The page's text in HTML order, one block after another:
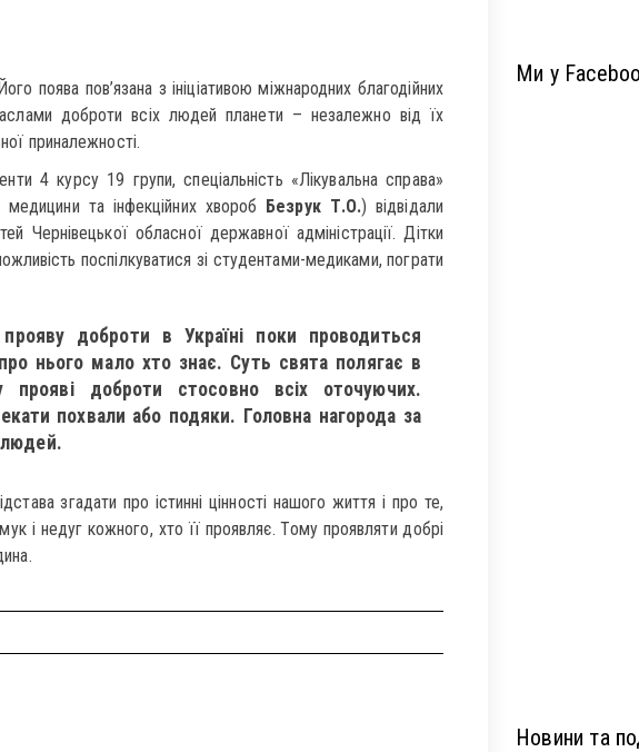
поява пов’язана з ініціативою міжнародних благодійних
гаслами доброти всіх людей планети – незалежно від їх
приналежності.
4 курсу 19 групи, спеціальність «Лікувальна справа»
та інфекційних хвороб Безрук Т.О.) відвідали
Чернівецької обласної державної адміністрації. Дітки
поспілкуватися зі студентами-медиками, пограти
доброти в Україні поки проводиться
нього мало хто знає. Суть свята полягає в
прояві доброти стосовно всіх оточуючих.
похвали або подяки. Головна нагорода за
людей.
згадати про істинні цінності нашого життя і про те,
і недуг кожного, хто її проявляє. Тому проявляти добрі
Ми у
Новини та